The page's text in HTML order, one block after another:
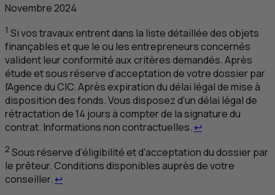
Novembre 2024
1 Si vos travaux entrent dans la liste détaillée des objets
finançables et que le ou les entrepreneurs concernés
valident leur conformité aux critères demandés. Après
étude et sous réserve d’acceptation de votre dossier par
l’Agence duCIC. Après expiration du délai légal de mise à
disposition des fonds. Vous disposez d’un délai légal de
rétractation de 14 jours à compter de la signature du
contrat. Informations non contractuelles. ↩Retour au
2 Sous réserve d’éligibilité et d’acceptation du dossier par
le prêteur. Conditions disponibles auprès de votre
conseiller. ↩Retour au renvoi 2